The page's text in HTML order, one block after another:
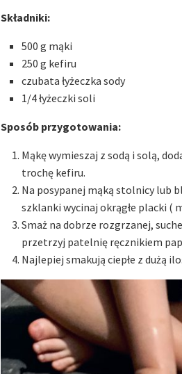
Składniki:
500 g mąki
250 g kefiru
czubata łyżeczka sody
1/4 łyżeczki soli
Sposób przygotowania:
Mąkę wymieszaj z sodą i solą,
trochę kefiru.
Na posypanej mąką stolnicy lub
szklanki wycinaj okrągłe placki (
Smaż na dobrze rozgrzanej,
przetrzyj patelnię ręcznikiem
Najlepiej smakują ciepłe z dużą